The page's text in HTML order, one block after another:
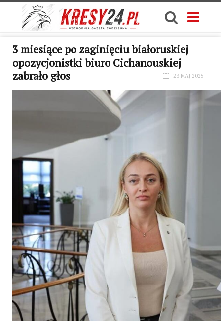
3 miesiące po zaginięciu białoruskiej
opozycjonistki biuro Cichanouskiej
zabrało głos
23 MAJ 2025